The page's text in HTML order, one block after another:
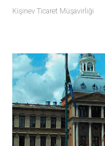
Kişinev Ticaret Müşavirliği